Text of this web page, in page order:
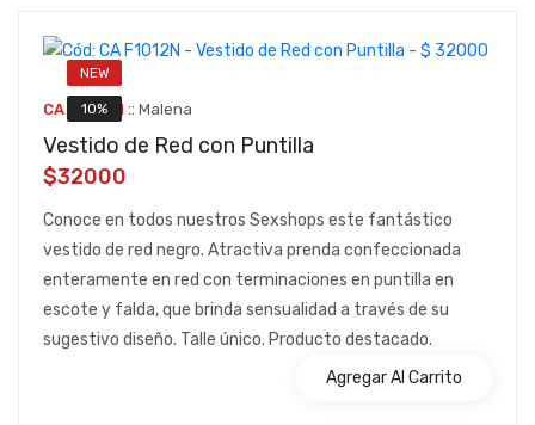
NEW
10%
CA F1012N :: Malena
Vestido de Red con Puntilla
$32000
Conoce en todos nuestros Sexshops este fantástico
vestido de red negro. Atractiva prenda confeccionada
enteramente en red con terminaciones en puntilla en
escote y falda, que brinda sensualidad a través de su
sugestivo diseño. Talle único. Producto destacado.
Agregar Al Carrito